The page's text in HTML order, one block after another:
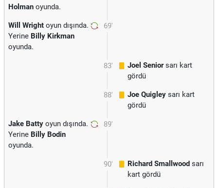
Holman oyunda.
69'
Will Wright oyun dışında.
Yerine Billy Kirkman
oyunda.
83' Joel Seniorsarı kart
gördü
88' Joe Quigley sarı kart
gördü
89'
Jake Batty oyun dışında.
Yerine Billy Bodin
oyunda.
90' Richard Smallwood sarı
kart gördü